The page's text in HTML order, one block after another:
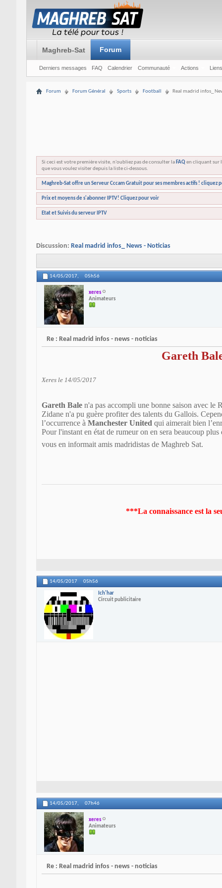
Maghreb-Sat Forum
Derniers messages FAQ Calendrier Communauté Actions
Forum Forum Général Sports Football Real madrid infos_
Si ceci est votre première visite, n'oubliez pas de consulter la FAQen cliquant sur
que vous voulez visiter depuis la liste ci-dessous.
Maghreb-Sat offre un Serveur Cccam Gratuit pour ses membres actifs ! cliquez
Prix et moyens de s'abonner IPTV! Cliquez pour voir
Etat et Suivis du serveur IPTV
Discussion: Real madrid infos_ News - Noticias
14/05/2017, 05h56
xeres
Animateurs
Re : Real madrid infos - news - noticias
Gareth
Xeres le 14/05/2017
Gareth Balen'a pas accompli une bonne saison avec le
Zidane n'a pu guère profiter des talents du Gallois.
l’occurrence à Manchester United qui aimerait bien
Pour l'instant en état de rumeur on en sera beaucoup
vous en informait amis madridistas de Maghreb Sat.
***La connaissance est la
14/05/2017 05h56
Ich'har
Circuit publicitaire
14/05/2017, 07h46
xeres
Animateurs
Re : Real madrid infos - news - noticias